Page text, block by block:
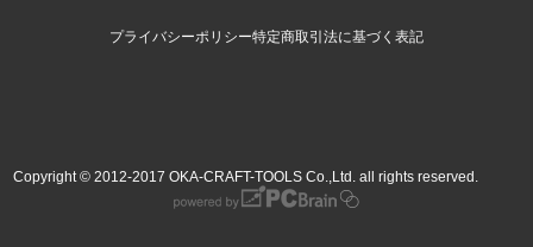
プライバシーポリシー特定商取引法に基づく表記
Copyright © 2012-2017 OKA-CRAFT-TOOLS Co.,Ltd. all rights reserved.